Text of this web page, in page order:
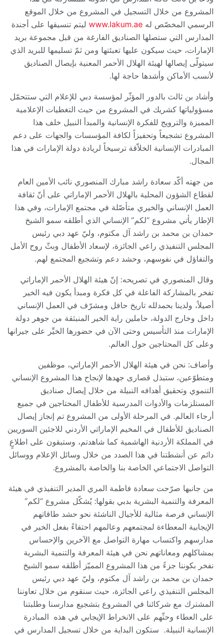
المشروع من خلال التسجيل في المشروع من خلال الموقع
الرسمي المخصّص له www.lakum.ae ليتم تنسيقها على أجندة
المدارس التي ستصلها الصناديق الفارغة من قبل مجموعة بريد
الإمارات، حيث سيكون عليها تعبئتها ومن ثمّ تسليمها للبريد الذي
سيتولّى إيصالها لهيئة الهلال الأحمر المعنية بإيصال الصناديق
لأنسب الأماكن وأشدها حاجة لها.
وأشاد بن ثالث بالدور المؤثّر لمؤسسة دبي للإعلام التي ستتحمّل
مسؤولياتها كشريك في المشروع من حيث التغطيات الإعلامية
المميزة والترويج للفكرة الإنسانية والمبدأ النبيل خلف هذا
المشروع تشجيعاً وتحفيزاً لكافة المؤسسات والجهات على دعم
المبادرات الإنسانية الخلاّقة ترسيخاً لريادة دولة الإمارات في هذا
المجال.
من جهته أكّد سعادة راشد مبارك المنصوري نائب الأمين العام
لقطاع الشؤون المحلية بالهلال الأحمر الإماراتي على أنّ ثقافة
العمل الإنساني والخيري متأصّلة في مجتمع الإمارات، وفي هذا
الإطار يأتي مشروع “لكم” الإنساني الذي أطلقه سمو الشيخ
حمدان بن محمد بن راشد آل مكتوم، وليّ عهد دبي رئيس
المجلس التنفيذي راعي الجائزة، لإسعاد الأطفال وبثّ روح الأمل
والتفاؤل في نفوسهم، وحشد دعم وتشجيع المجتمع لهم.
وقال المنصوري في تصريحه: إنّ هيئة الهلال الأحمر الإماراتي
تفخر بالمشاركة الفاعلة في كل فكرة ومبدأ يكون فيه الخير
أصيلاً، ولدينا بحمدلله تاريخ حافل ومشرّف في العمل الإنساني
داخل وخارج الدولة، حاملين راية الخير المنبثقة من جوهر دولة
الإمارات منذ التأسيس وحتى الآن في حضورها الخيِّر على جيرانها
وعلى كل المحتاجين حول العالم.
وأضاف: نحن في هيئة الهلال الأحمر الإماراتي، موظفين
ومتطوّعين، ستبذل قصارى جهدها لإنجاح هذا المشروع الإنساني
التنموي وتحقيق أهدافه النبيلة من خلال إيصال صناديق
المستلزمات والأدوات المدرسية للأطفال المحتاجين في جميع
أرجاء العالم. في المرحلة الأولى من المشروع تم إنجاز إيصال
الصناديق للأطفال في المخيم الإماراتي الأردني للاجئين السوريين
في المملكة الأردنية الهاشمية كما شاهدتم، وستبقون على اطلاعٍ
دائم عن أنشطتنا في هذا الصدد من خلال وسائل الإعلام ووسائل
التواصل الاجتماعي الخاصة بنا والخاصة بالمشروع.
من جانبها صرّحت سعادة فاطمة المري المدير التنفيذي في هيئة
المعرفة والتنمية البشرية بدبي بقولها: يُشكّل مشروع “لكم”
الإنساني فرصة مثالية للأجيال الناشئة نحو حشد طاقاتهم
الإيجابية المعطاءة لمجتمعهم وعالمهم احتفاءً بفعل الخير في
مدارسهم واكتساب مهارة التواصل مع الآخرين والإحساس
بمشاكلهم ومعاناتهم نحن في هيئة المعرفة والتنمية البشرية
نفخر بكوننا جزءً من هذا المشروع المميّز أطلقه سمو الشيخ
حمدان بن محمد بن راشد آل مكتوم، وليّ عهد دبي رئيس
المجلس التنفيذي راعي الجائزة، حيث سنقوم من خلال تعاوننا
المشترك مع شركائنا في المشروع بتشجيع مدارسنا وطلبتنا
على العطاء وحثّهم على الانخراط الإيجابي في هذه المبادرة
الإنسانية النبيلة. ستكون البداية من خلال تسجيل المدارس في